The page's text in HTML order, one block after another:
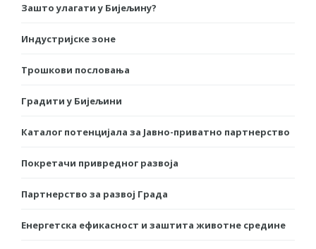
Зашто улагати у Бијељину?
Индустријске зоне
Трошкови пословања
Градити у Бијељини
Каталог потенцијала за Јавно-приватно партнерство
Покретачи привредног развоја
Партнерство за развој Града
Енергетска ефикасност и заштита животне средине